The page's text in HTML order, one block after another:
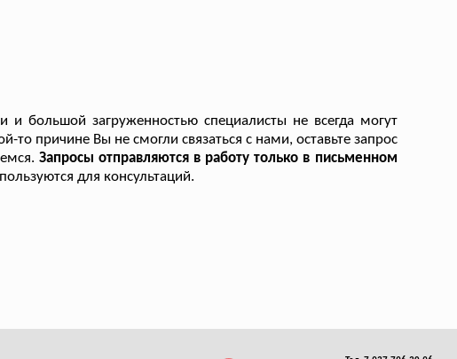
и большой загруженностью специалисты не всегда могут
то причине Вы не смогли связаться с нами, оставьте запрос
Запросы отправляются в работу только в письменном
для консультаций.